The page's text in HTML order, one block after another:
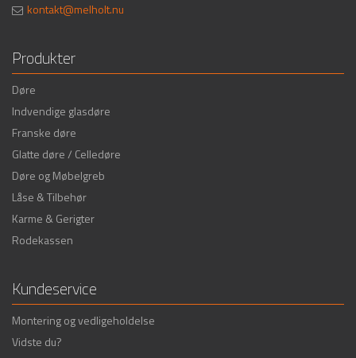
kontakt@melholt.nu
Produkter
Døre
Indvendige glasdøre
Franske døre
Glatte døre / Celledøre
Døre og Møbelgreb
Låse & Tilbehør
Karme & Gerigter
Rodekassen
Kundeservice
Montering og vedligeholdelse
Vidste du?